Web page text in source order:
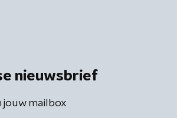
nieuwsbrief
jouw mailbox